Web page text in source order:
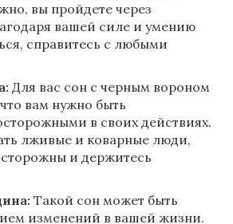
вы пройдете через
вашей силе и умению
справитесь с любыми
Для вас сон с черным вороном
вам нужно быть
в своих действиях.
лживые и коварные люди,
и держитесь
Такой сон может быть
изменений в вашей жизни.